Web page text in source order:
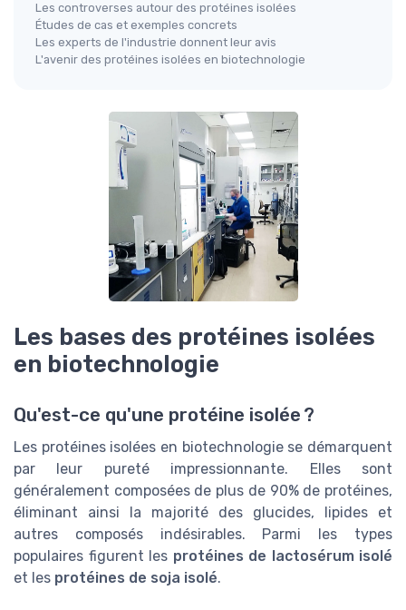
Les controverses autour des protéines isolées
Études de cas et exemples concrets
Les experts de l'industrie donnent leur avis
L'avenir des protéines isolées en biotechnologie
Les bases des protéines isolées
en biotechnologie
Qu'est-ce qu'une protéine isolée ?
Les protéines isolées en biotechnologie se démarquent
par leur pureté impressionnante. Elles sont
généralement composées de plus de 90% de protéines,
éliminant ainsi la majorité des glucides, lipides et
autres composés indésirables. Parmi les types
populaires figurent les protéines de lactosérum isolé
et les protéines de soja isolé.